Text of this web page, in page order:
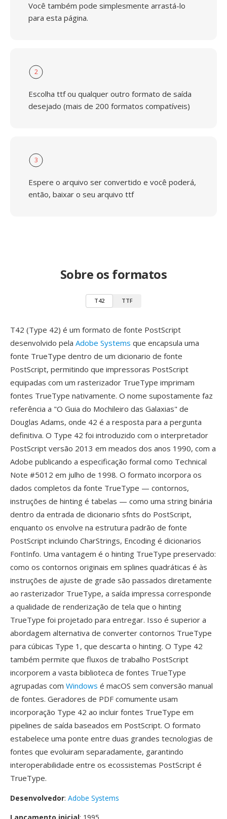
Você também pode simplesmente arrastá-lo
para esta página.
2
Escolha ttf ou qualquer outro formato de saída
desejado (mais de 200 formatos compatíveis)
3
Espere o arquivo ser convertido e você poderá,
então, baixar o seu arquivo ttf
Sobre os formatos
T42 TTF
T42 (Type 42) é um formato de fonte PostScript
desenvolvido pela Adobe Systems que encapsula uma
fonte TrueType dentro de um dicionario de fonte
PostScript, permitindo que impressoras PostScript
equipadas com um rasterizador TrueType imprimam
fontes TrueType nativamente. O nome supostamente faz
referência a "O Guia do Mochileiro das Galaxias" de
Douglas Adams, onde 42 é a resposta para a pergunta
definitiva. O Type 42 foi introduzido com o interpretador
PostScript versão 2013 em meados dos anos 1990, com a
Adobe publicando a especificação formal como Technical
Note #5012 em julho de 1998. O formato incorpora os
dados completos da fonte TrueType — contornos,
instruções de hinting é tabelas — como uma string binária
dentro da entrada de dicionario sfnts do PostScript,
enquanto os envolve na estrutura padrão de fonte
PostScript incluindo CharStrings, Encoding é dicionarios
FontInfo. Uma vantagem é o hinting TrueType preservado:
como os contornos originais em splines quadráticas é às
instruções de ajuste de grade são passados diretamente
ao rasterizador TrueType, a saída impressa corresponde
a qualidade de renderização de tela que o hinting
TrueType foi projetado para entregar. Isso é superior a
abordagem alternativa de converter contornos TrueType
para cúbicas Type 1, que descarta o hinting. O Type 42
também permite que fluxos de trabalho PostScript
incorporem a vasta biblioteca de fontes TrueType
agrupadas com Windows é macOS sem conversão manual
de fontes. Geradores de PDF comumente usam
incorporação Type 42 ao incluir fontes TrueType em
pipelines de saída baseados em PostScript. O formato
estabelece uma ponte entre duas grandes tecnologias de
fontes que evoluiram separadamente, garantindo
interoperabilidade entre os ecossistemas PostScript é
TrueType.
Desenvolvedor: Adobe Systems